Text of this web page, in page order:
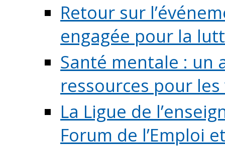
Retour sur
engagée pour la
Santé mentale : un
ressources pour
La Ligue de
Forum de l’Emploi